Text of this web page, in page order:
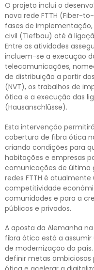
O projeto inclui o
nova rede FTTH (Fiber-
fases de
civil (Tiefbau) até à
Entre as atividades
incluem-se a execução
telecomunicações,
de distribuição a partir
(NVT), os trabalhos de
ótica e a execução das
(Hausanschlüsse).
Esta intervenção
cobertura de fibra ótica
criando condições para
habitações e empresas
comunicações de última
redes FTTH é
competitividade
comunidades e para a
públicos e privados.
A aposta da Alemanha
fibra ótica está a
de modernização do
definir metas